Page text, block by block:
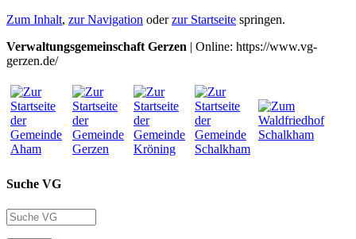
Zum Inhalt, zur Navigation oderzur Startseite springen.
Verwaltungsgemeinschaft Gerzen | Online: https://www.vg-
gerzen.de/
Suche VG